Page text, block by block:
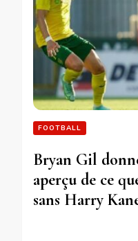
FOOTBALL
Bryan Gil
aperçu de ce
sans Harry